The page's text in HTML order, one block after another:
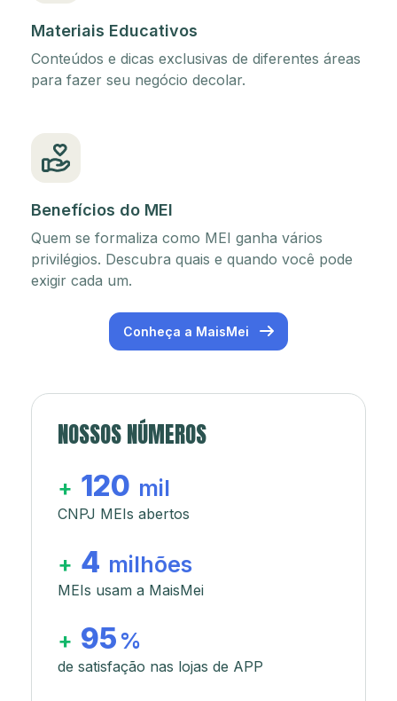
Materiais Educativos
Conteúdos e dicas exclusivas de diferentes áreas
para fazer seu negócio decolar.
Benefícios do MEI
Quem se formaliza como MEI ganha vários
privilégios. Descubra quais e quando você pode
exigir cada um.
Conheça a MaisMei
NOSSOS NÚMEROS
+ 120 mil
CNPJ MEIs abertos
+ 4 milhões
MEIs usam a MaisMei
+ 95 %
de satisfação nas lojas de APP